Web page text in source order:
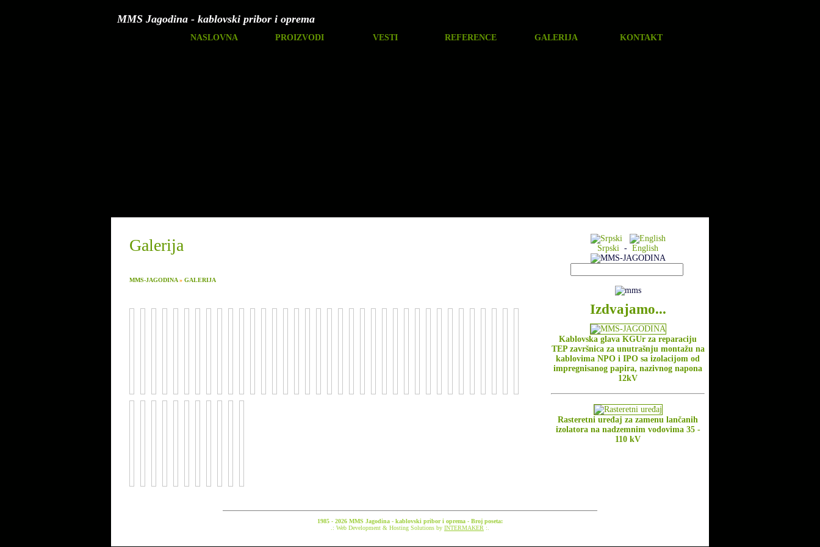
MMS Jagodina - kablovski pribor i oprema
NASLOVNA PROIZVODI VESTI REFERENCE GALERIJA KONTAKT
Srpski - English
Izdvajamo...
Kablovska glava KGUr za reparaciju
TEP završnica za unutrašnju montažu na
kablovima NPO i IPO sa izolacijom od
impregnisanog papira, nazivnog napona
12kV
Rasteretni uređaj za zamenu lančanih
izolatora na nadzemnim vodovima 35 -
110 kV
Galerija
MMS-JAGODINA» GALERIJA
1985 - 2026 MMS Jagodina - kablovski pribor i oprema - Broj poseta:
.: Web Development & Hosting Solutions by INTERMAKER :.